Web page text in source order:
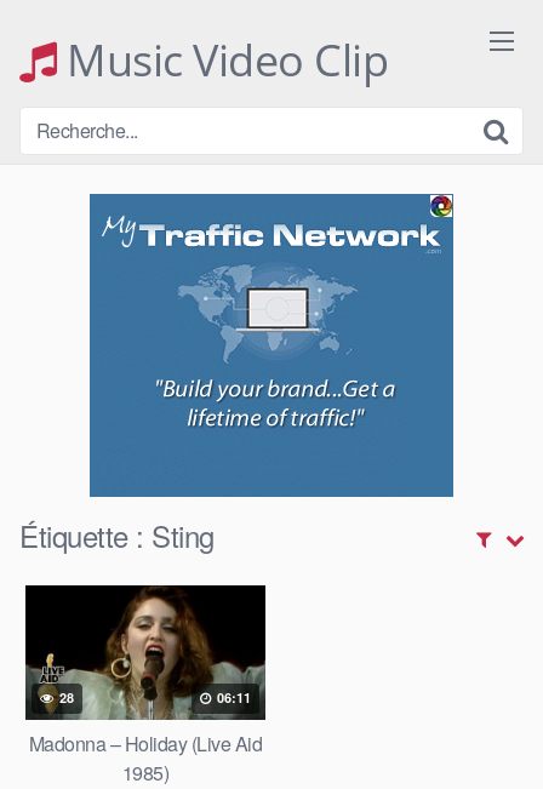
contentMusic Video Clip
Étiquette : Sting
28 06:11
Madonna – Holiday (Live Aid
1985)